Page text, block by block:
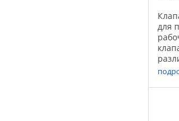
для